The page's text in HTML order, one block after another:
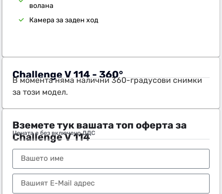
волана
Камера за заден ход
Challenge V 114 - 360°
В момента няма налични 360-градусови снимки
за този модел.
Вземете тук вашата топ оферта за
Challenge V 114
Цената е без включено ДДС
Тел.:+359 89 552 4009